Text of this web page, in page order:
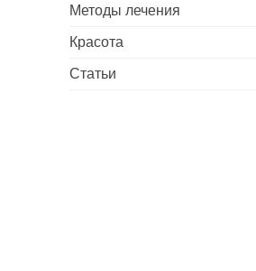
Методы лечения
Красота
Статьи